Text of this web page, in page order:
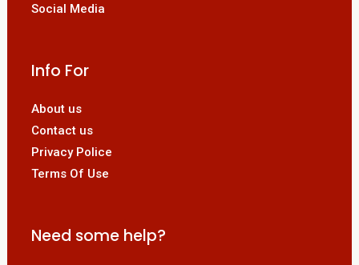
Social Media
Info For
About us
Contact us
Privacy Police
Terms Of Use
Need some help?